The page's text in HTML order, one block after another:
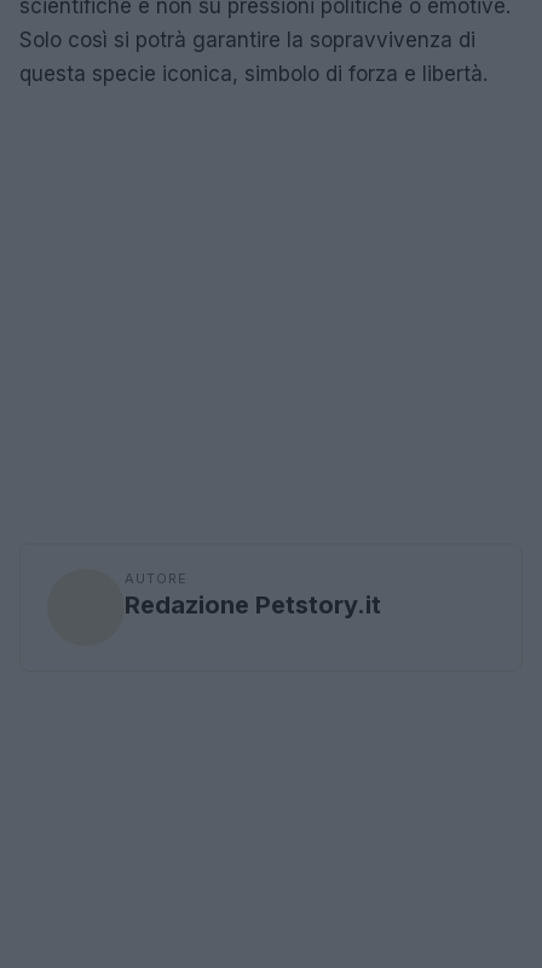
scientifiche e non su pressioni politiche o emotive.
Solo così si potrà garantire la sopravvivenza di
questa specie iconica, simbolo di forza e libertà.
AUTORE
Redazione Petstory.it